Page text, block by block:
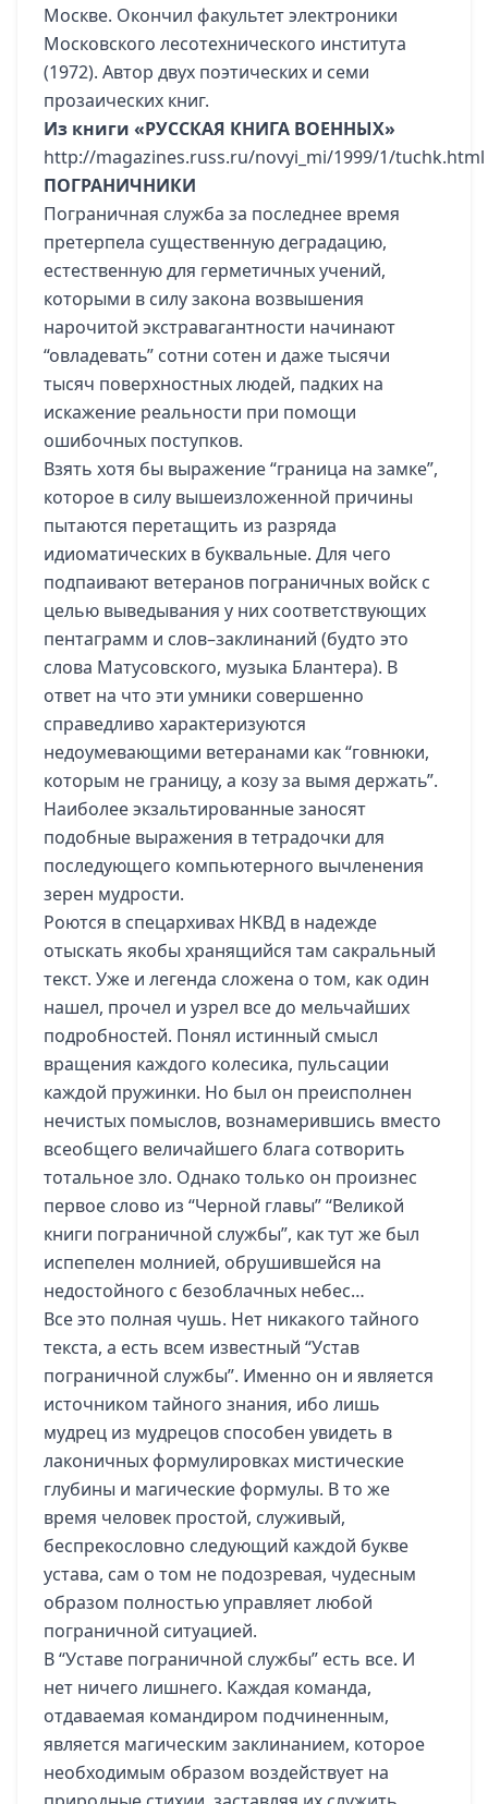
Москве. Окончил факультет электроники
Московского лесотехнического института
(1972). Автор двух поэтических и семи
прозаических книг.
Из книги «РУССКАЯ КНИГА ВОЕННЫХ»
http://magazines.russ.ru/novyi_mi/1999/1/tuchk.html
ПОГРАНИЧНИКИ
Пограничная служба за последнее время
претерпела существенную деградацию,
естественную для герметичных учений,
которыми в силу закона возвышения
нарочитой экстравагантности начинают
“овладевать” сотни сотен и даже тысячи
тысяч поверхностных людей, падких на
искажение реальности при помощи
ошибочных поступков.
Взять хотя бы выражение “граница на замке”,
которое в силу вышеизложенной причины
пытаются перетащить из разряда
идиоматических в буквальные. Для чего
подпаивают ветеранов пограничных войск с
целью выведывания у них соответствующих
пентаграмм и слов–заклинаний (будто это
слова Матусовского, музыка Блантера). В
ответ на что эти умники совершенно
справедливо характеризуются
недоумевающими ветеранами как “говнюки,
которым не границу, а козу за вымя держать”.
Наиболее экзальтированные заносят
подобные выражения в тетрадочки для
последующего компьютерного вычленения
зерен мудрости.
Роются в спецархивах НКВД в надежде
отыскать якобы хранящийся там сакральный
текст. Уже и легенда сложена о том, как один
нашел, прочел и узрел все до мельчайших
подробностей. Понял истинный смысл
вращения каждого колесика, пульсации
каждой пружинки. Но был он преисполнен
нечистых помыслов, вознамерившись вместо
всеобщего величайшего блага сотворить
тотальное зло. Однако только он произнес
первое слово из “Черной главы” “Великой
книги пограничной службы”, как тут же был
испепелен молнией, обрушившейся на
недостойного с безоблачных небес…
Все это полная чушь. Нет никакого тайного
текста, а есть всем известный “Устав
пограничной службы”. Именно он и является
источником тайного знания, ибо лишь
мудрец из мудрецов способен увидеть в
лаконичных формулировках мистические
глубины и магические формулы. В то же
время человек простой, служивый,
беспрекословно следующий каждой букве
устава, сам о том не подозревая, чудесным
образом полностью управляет любой
пограничной ситуацией.
В “Уставе пограничной службы” есть все. И
нет ничего лишнего. Каждая команда,
отдаваемая командиром подчиненным,
является магическим заклинанием, которое
необходимым образом воздействует на